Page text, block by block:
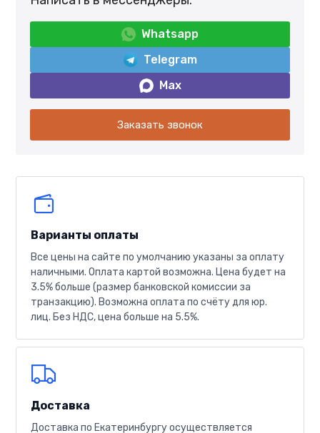
Whatsapp
Telegram
Max
Заказать звонок
Варианты оплаты
Все цены на сайте по умолчанию указаны за оплату
наличными. Оплата картой возможна. Цена будет на
3.5% больше (размер банковской комиссии за
транзакцию). Возможна оплата по счёту для юр.
лиц. Без НДС, цена больше на 5.5%.
Доставка
Доставка по Екатеринбургу осуществляется